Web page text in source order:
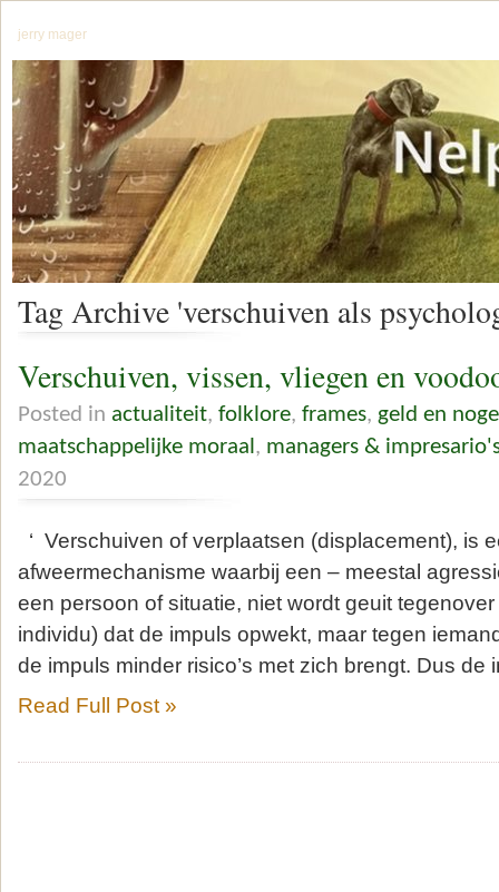
jerry mager
Tag Archive 'verschuiven als
Verschuiven, vissen, vliegen en
Posted in actualiteit, folklore, frames, geld en
maatschappelijke moraal , managers &
2020
‘ Verschuiven of verplaatsen (displacement), is
afweermechanisme waarbij een – meestal
een persoon of situatie, niet wordt geuit
individu) dat de impuls opwekt, maar tegen
de impuls minder risico’s met zich brengt. Dus
Read Full Post »